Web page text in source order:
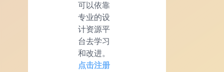
可以依靠
专业的设
计资源平
台去学习
和改进。
点击注册